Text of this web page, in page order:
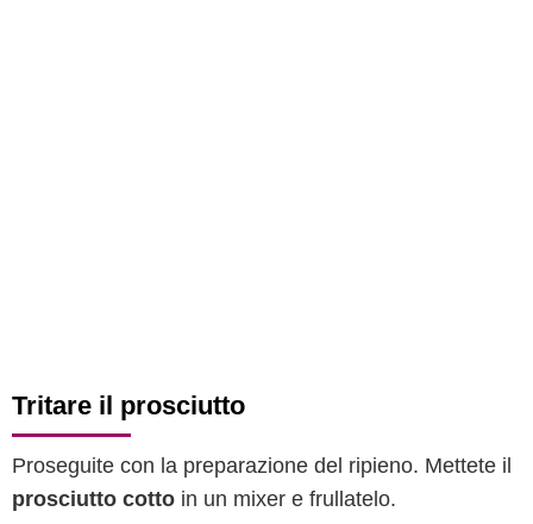
Tritare il prosciutto
Proseguite con la preparazione del ripieno. Mettete il
prosciutto cotto in un mixer e frullatelo.